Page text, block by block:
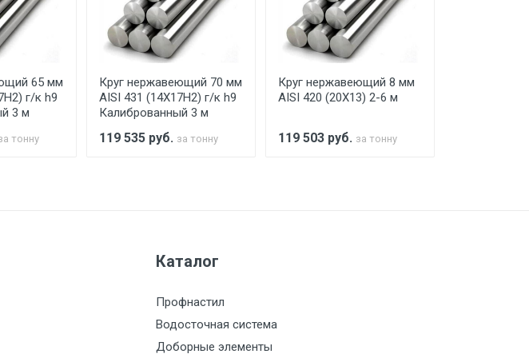
пути для разгружаемого а/м. На разгрузку автомобиля
35р./км за МКАД
35р./км за МКАД
40р./км за МКАД
65 мм
г/к h9
3 м
тонну
Круг нержавеющий 70 мм
AISI 431 (14Х17Н2) г/к h9
Калиброванный 3 м
119 535 руб. за тонну
Круг нержавеющий 8 мм
AISI 420 (20Х13) 2-6 м
119 503 руб. за тонну
Каталог
Профнастил
Водосточная система
Доборные элементы